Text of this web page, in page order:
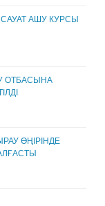
АШУ КУРСЫ
ОТБАСЫНА
ӨҢІРІНДЕ